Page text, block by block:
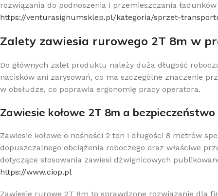
rozwiązania do podnoszenia i przemieszczania
https://venturasignumsklep.pl/kategoria/sprzet-
Zalety zawiesia rurowego 2T 8m w
Do głównych zalet produktu należy duża długość
nacisków ani zarysowań, co ma szczególne znaczenie
w obsłudze, co poprawia ergonomię pracy operatora.
Zawiesie kołowe 2T 8m a
Zawiesie kołowe o nośności 2 ton i długości 8 metrów
dopuszczalnego obciążenia roboczego oraz właściwe
dotyczące stosowania zawiesi dźwignicowych
https://www.ciop.pl
Zawiesie rurowe 2T 8m to sprawdzone rozwiązanie dla